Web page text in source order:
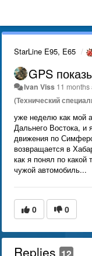
StarLine E95, E65
GPS
Ivan Viss 11 months
(Технический
уже неделю как мой
Дальнего Востока,
движения по
возвращается в
как я понял по
чужой автомобиль...
0 0
Replies 12